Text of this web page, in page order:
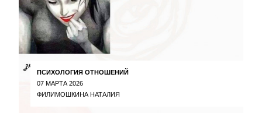
ПСИХОЛОГИЯ ОТНОШЕНИЙ
07 МАРТА 2026
ФИЛИМОШКИНА НАТАЛИЯ